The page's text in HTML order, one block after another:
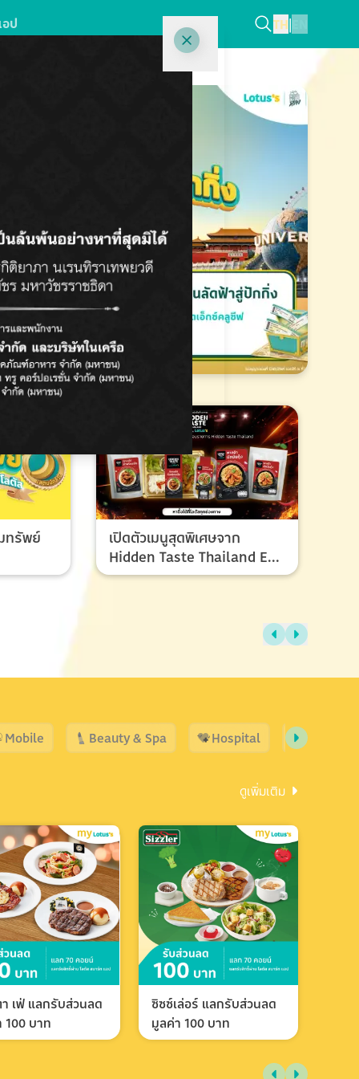
ป TH|
ทรัพย์
เปิดตัวเมนูสุดพิเศษจาก
Hidden Taste Thailand EP
8 เมนูของผู้ชนะและรองชนะ
กร
Mobile Beauty & Spa Hospital Shopping
ดูเพิ่มเติม
เฟ่ แลกรับส่วนลด
100 บาท
ซิซซ์เล่อร์ แลกรับส่วนลด
มูลค่า 100 บาท